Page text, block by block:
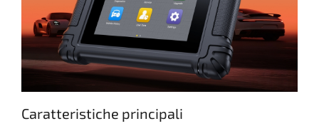
Caratteristiche principali